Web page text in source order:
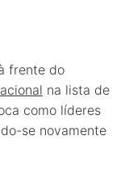
frente do
na lista de
como líderes
se novamente